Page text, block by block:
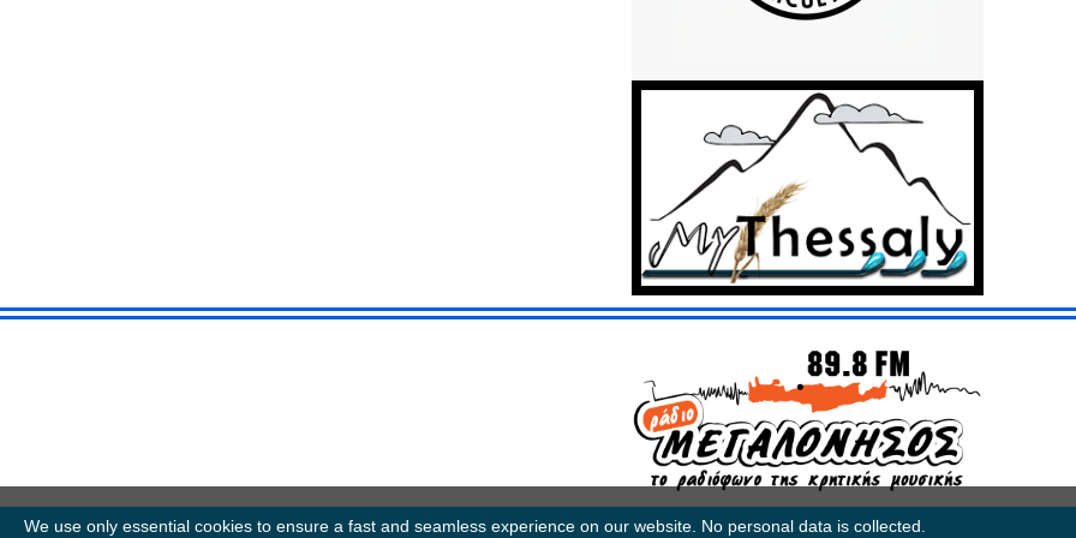
We use only essential cookies to ensure a fast and seamless experience on our website. No personal data is collected.